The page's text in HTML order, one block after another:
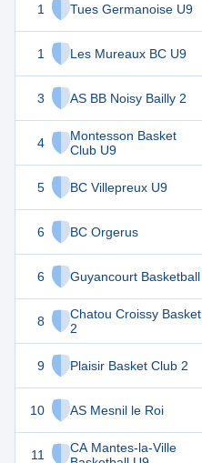
1 Tues Germanoise U9
1 Les Mureaux BC U9
3 AS BB Noisy Bailly 2
4
Montesson Basket
Club U9
5 BC Villepreux U9
6 BC Orgerus
6 Guyancourt Basketball
8
Chatou Croissy Basket
2
9 Plaisir Basket Club 2
10 AS Mesnil le Roi
11
CA Mantes-la-Ville
3 1
3
3
3
3
2 1
1 1
1
1
0